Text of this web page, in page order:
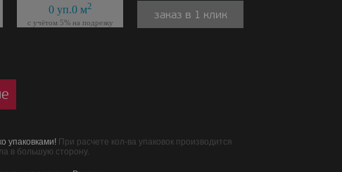
0уп.0м2
с учётом 5% на подрезку
заказ в 1 клик
упаковками! При расчете кол-ва упаковок производится
в большую сторону.